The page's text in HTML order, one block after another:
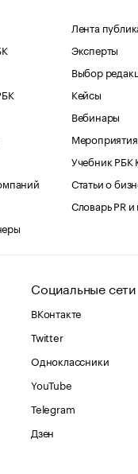
Лента
Эксперты
Выбор
Кейсы
Вебинары
Мероприятия
Учебник РБК
Статьи о
Словарь PR
Социальные сети
ВКонтакте
Twitter
Одноклассники
YouTube
Telegram
Дзен